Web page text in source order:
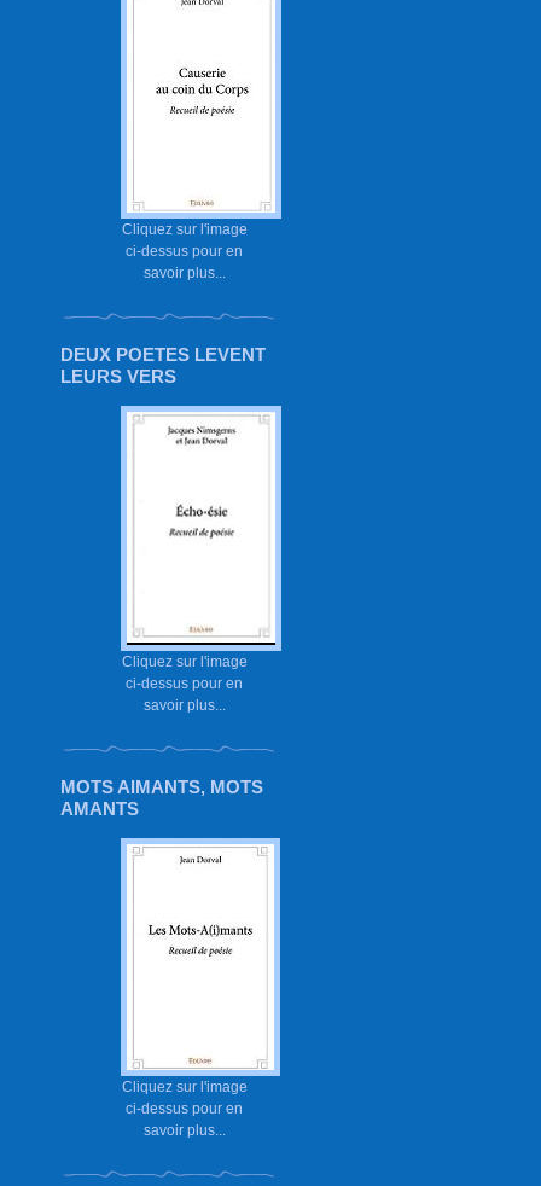
Cliquez sur l'image
ci-dessus pour en
savoir plus...
DEUX POETES LEVENT
LEURS VERS
Cliquez sur l'image
ci-dessus pour en
savoir plus...
MOTS AIMANTS, MOTS
AMANTS
Cliquez sur l'image
ci-dessus pour en
savoir plus...